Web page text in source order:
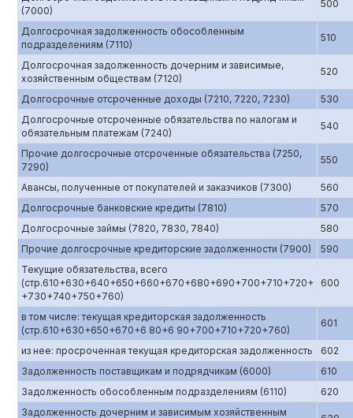
(7000)
500
Долгосрочная задолженность обособленным
подразделениям (7110)
510
Долгосрочная задолженность дочерним и зависимые,
хозяйственным обществам (7120)
520
Долгосрочные отсроченные доходы (7210, 7220, 7230)
530
Долгосрочные отсроченные обязательства по налогам и
обязательным платежам (7240)
540
Прочие долгосрочные отсроченные обязательства (7250,
7290)
550
Авансы, полученные от покупателей и заказчиков (7300)
560
Долгосрочные банковские кредиты (7810)
570
Долгосрочные займы (7820, 7830, 7840)
580
Прочие долгосрочные кредиторские задолженности (7900)
590
Текущие обязательства, всего
(стр.610+630+640+650+660+670+680+690+700+710+720+
+730+740+750+760)
600
в том числе: текущая кредиторская задолженность
(стр.610+630+650+670+6 80+6 90+700+710+720+760)
601
из нее: просроченная текущая кредиторская задолженность
602
Задолженность поставщикам и подрядчикам (6000)
610
Задолженность обособленным подразделениям (6110)
620
Задолженность дочерним и зависимым хозяйственным